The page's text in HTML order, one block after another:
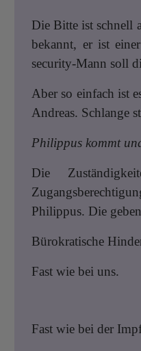
Die Bitte ist schnell
bekannt, er ist
security-Mann soll
Aber so einfach ist
Andreas. Schlange
Philippus kommt
Die
Philippus. Die
Bürokratische
Fast wie bei uns.
Fast wie bei der